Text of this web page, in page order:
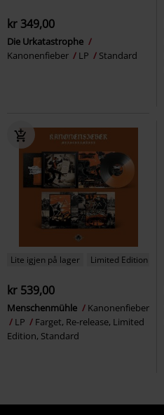
kr 349,00
Die Urkatastrophe
Kanonenfieber
LP Standard
Lite igjen på lager Limited Edition
kr 539,00
Menschenmühle
Kanonenfieber
LP
Farget, Re-release, Limited
Edition, Standard